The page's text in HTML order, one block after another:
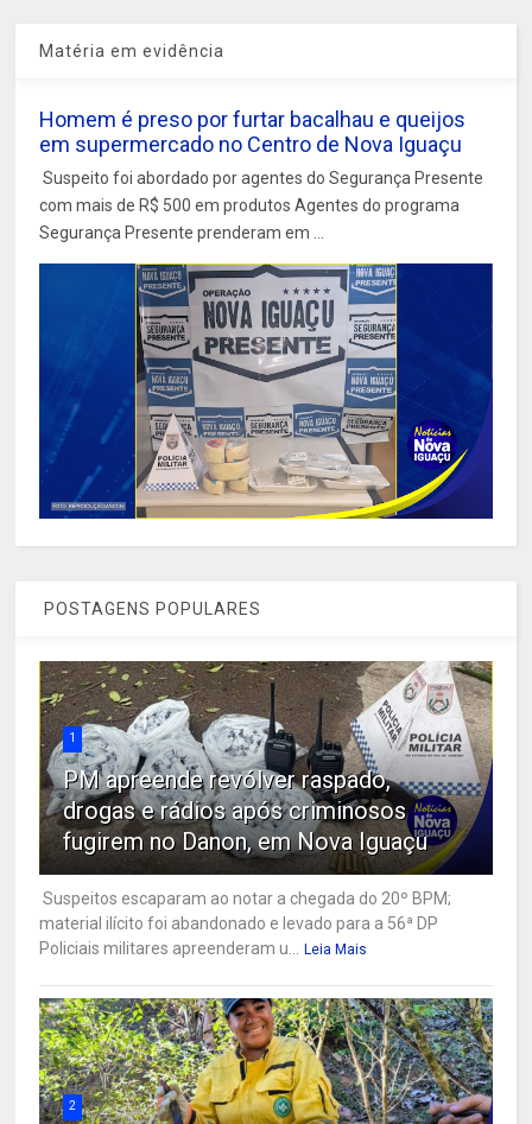
Matéria em evidência
Homem é preso por furtar bacalhau e queijos
em supermercado no Centro de Nova Iguaçu
Suspeito foi abordado por agentes do Segurança Presente
com mais de R$ 500 em produtos Agentes do programa
Segurança Presente prenderam em ...
POSTAGENS POPULARES
1
PM apreende revólver raspado,
drogas e rádios após criminosos
fugirem no Danon, em Nova Iguaçu
Suspeitos escaparam ao notar a chegada do 20º BPM;
material ilícito foi abandonado e levado para a 56ª DP
Policiais militares apreenderam u...
Leia Mais
2